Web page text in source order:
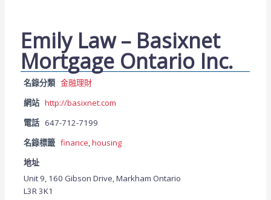
Emily Law – Basixnet
Mortgage Ontario Inc.
名錄分類 金融理財
網站 http://basixnet.com
電話 647-712-7199
名錄標籤 finance,housing
地址
Unit 9, 160 Gibson Drive, Markham Ontario
L3R 3K1